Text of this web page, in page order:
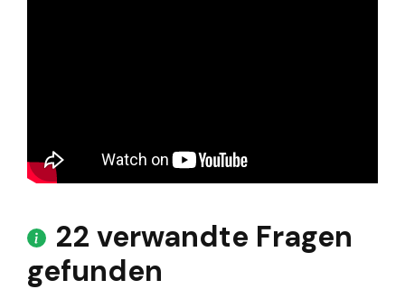
22 verwandte Fragen
gefunden